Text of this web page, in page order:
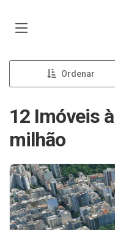
Ordenar
12 Imóveis
milhão